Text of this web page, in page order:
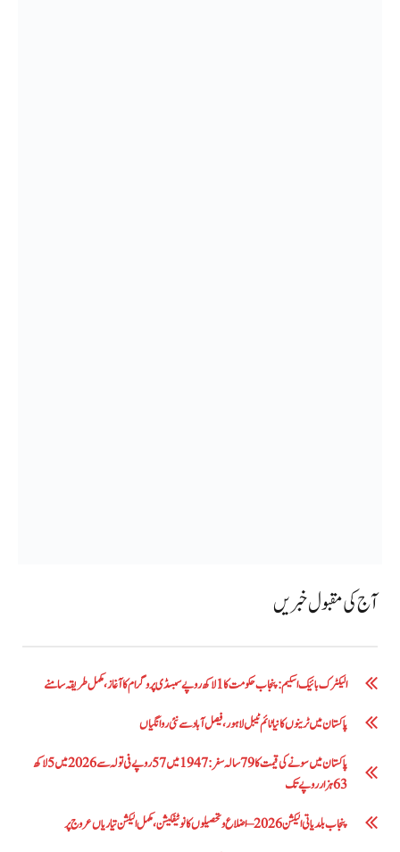
آج کی مقبول خبریں
الیکٹرک بائیک اسکیم: پنجاب حکومت کا1 لاکھ روپے سبسڈی پروگرام کا آغاز ،مکمل طریقہ سامنے
پاکستان میں ٹرینوں کا نیا ٹائم ٹیبل لاہور، فیصل آباد سے نئی روانگیاں
پاکستان میں سونے کی قیمت کا 79 سالہ سفر: 1947 میں 57 روپے فی تولہ سے 2026 میں 5 لاکھ
63 ہزار روپے تک
پنجاب بلدیاتی الیکشن 2026 – اضلاع و تحصیلوں کا نوٹیفکیشن، مکمل الیکشن تیاریاں عروج پر